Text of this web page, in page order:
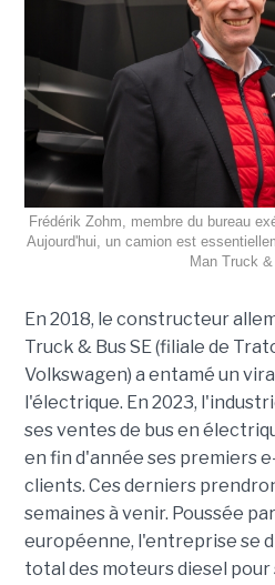
Frédérik Zohm, membre du bureau
Aujourd'hui, un camion est
Man Truck
En 2018, le constructeur
Truck & Bus SE (filiale de
Volkswagen) a entamé un
l'électrique. En 2023,
ses ventes de bus en
en fin d'année ses premiers
clients. Ces derniers
semaines à venir. Poussée
européenne, l'entreprise se
total des moteurs diesel pour